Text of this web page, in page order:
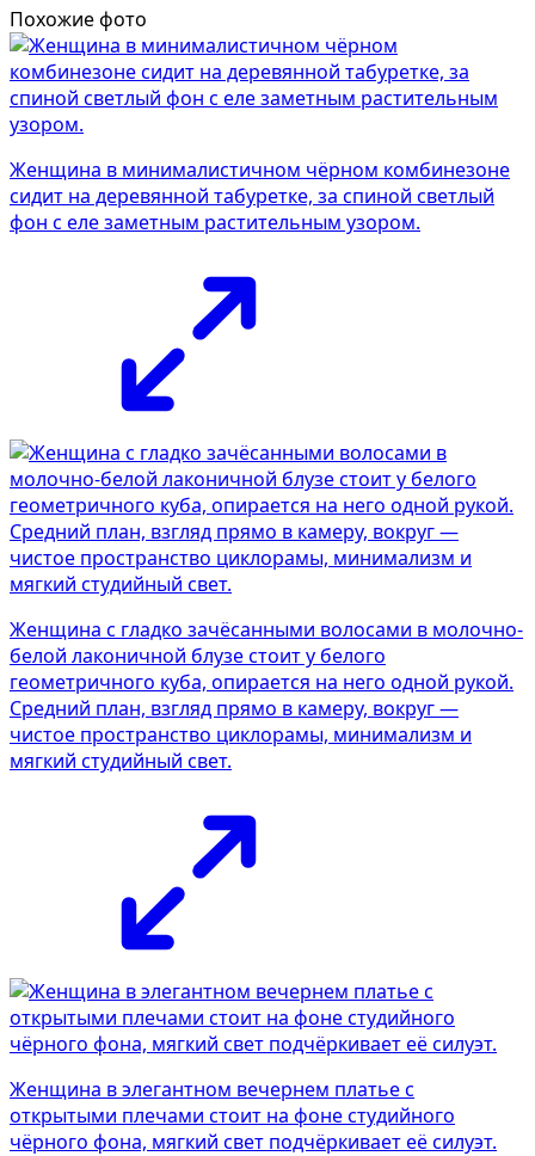
Похожие фото
Женщина в минималистичном чёрном комбинезоне
сидит на деревянной табуретке, за спиной светлый
фон с еле заметным растительным узором.
Женщина с гладко зачёсанными волосами в молочно-
белой лаконичной блузе стоит у белого
геометричного куба, опирается на него одной рукой.
Средний план, взгляд прямо в камеру, вокруг —
чистое пространство циклорамы, минимализм и
мягкий студийный свет.
Женщина в элегантном вечернем платье с
открытыми плечами стоит на фоне студийного
чёрного фона, мягкий свет подчёркивает её силуэт.